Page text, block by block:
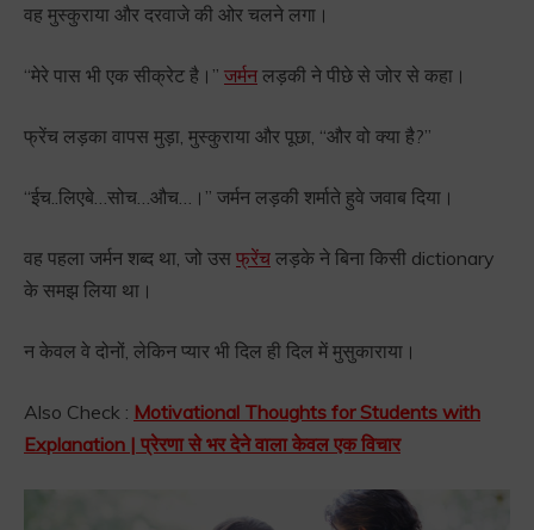
वह मुस्कुराया और दरवाजे की ओर चलने लगा।
“मेरे पास भी एक सीक्रेट है।” जर्मन लड़की ने पीछे से जोर से कहा।
फ्रेंच लड़का वापस मुड़ा, मुस्कुराया और पूछा, “और वो क्या है?”
“ईच..लिएबे…सोच…औच…।” जर्मन लड़की शर्माते हुवे जवाब दिया।
वह पहला जर्मन शब्द था, जो उस फ्रेंच लड़के ने बिना किसी dictionary
के समझ लिया था।
न केवल वे दोनों, लेकिन प्यार भी दिल ही दिल में मुसुकाराया।
Also Check : Motivational Thoughts for Students with
Explanation | प्रेरणा से भर देने वाला केवल एक विचार